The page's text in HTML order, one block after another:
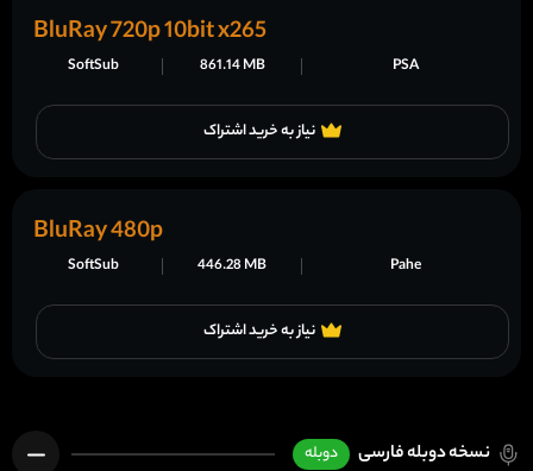
نیاز به خرید اشتراک
PSA
861.14 MB
SoftSub
BluRay 720p 10bit x265
نیاز به خرید اشتراک
Pahe
446.28 MB
SoftSub
BluRay 480p
نسخه دوبله فارسی دوبله